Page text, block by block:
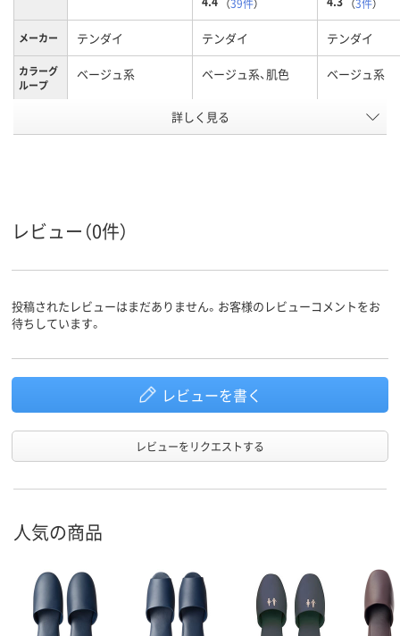
メーカー テンダイ テンダイ テンダイ
カラーグ
ループ
ベージュ系 ベージュ系、肌色 ベージュ系
抗菌
詳しく見る
レビュー（0件）
投稿されたレビューはまだありません。お客様のレビューコメントをお
待ちしています。
レビューを書く
レビューをリクエストする
人気の商品